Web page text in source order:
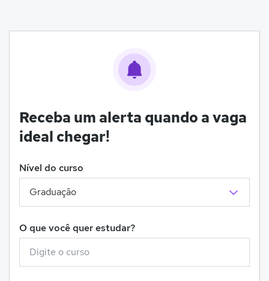
Receba um alerta quando a vaga
ideal chegar!
Nível do curso
O que você quer estudar?